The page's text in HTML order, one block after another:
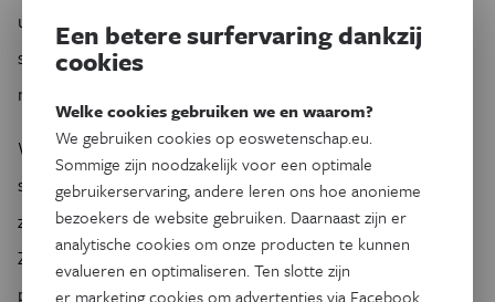
urinewegen of huid, bijna 43% kan overleven door in een
slaaptoestand te gaan, terwijl ze niet resistent zijn en dus
niet worden opgemerkt.
Wij willen met ons labo meer aandacht vestigen op deze
slapende bacteriën en proberen in overleg met artsen te
zoeken naar de meest geschikte aanpak voor dit probleem.
Zo streven we samen naar een toekomst waarin we
persistentie kunnen detecteren zodat er weloverwogen
Een betere surfervaring dankzij
cookies
Welke cookies gebruiken we en waarom?
We gebruiken cookies op eoswetenschap.eu.
Sommige zijn noodzakelijk voor een optimale
gebruikerservaring, andere leren ons hoe anonieme
bezoekers de website gebruiken. Daarnaast zijn er
analytische cookies om onze producten te kunnen
evalueren en optimaliseren. Ten slotte zijn
er marketing cookies om advertenties via Facebook